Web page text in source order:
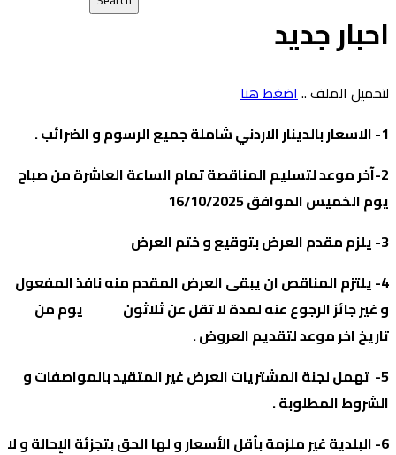
احبار جديد
لتحميل الملف ..اضغط هنا
1- الاسعار بالدينار الاردني شاملة جميع الرسوم و الضرائب .
2-آخر موعد لتسليم المناقصة تمام الساعة العاشرة من صباح
يوم الخميس الموافق 16/10/2025
3- يلزم مقدم العرض بتوقيع و ختم العرض
4- يلتزم المناقص ان يبقى العرض المقدم منه نافذ المفعول
و غير جائز الرجوع عنه لمدة لا تقل عن ثلاثون يوم من
تاريخ اخر موعد لتقديم العروض .
5- تهمل لجنة المشتريات العرض غير المتقيد بالمواصفات و
الشروط المطلوبة .
6- البلدية غير ملزمة بأقل الأسعار و لها الحق بتجزئة الإحالة و لا